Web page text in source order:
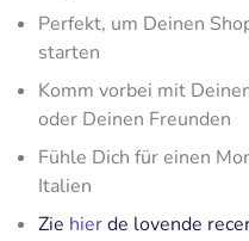
Perfekt, um Deinen
starten
Komm vorbei mit
oder Deinen Freunden
Fühle Dich für einen
Italien
Zie hierde lovende